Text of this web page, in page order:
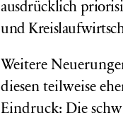
ausdrücklich
und
Weitere
diesen teilweise
Eindruck: Die